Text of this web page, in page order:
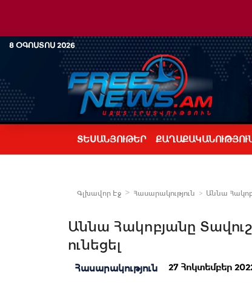
8 ՕԳՈՍՏՈՍ 2026
ՏԵՍԱՆՅՈՒԹԵՐ
Գլխավոր Էջ Հասարակություն Աննա
Աննա Հակոբյանը
ունեցել
Հասարակություն 27 Հոկտեմբեր